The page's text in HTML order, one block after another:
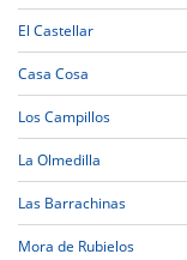
El Castellar
Casa Cosa
Los Campillos
La Olmedilla
Las Barrachinas
Mora de Rubielos